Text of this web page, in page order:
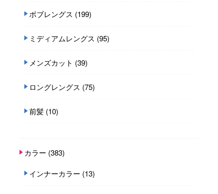
ボブレングス (199)
ミディアムレングス (95)
メンズカット (39)
ロングレングス (75)
前髪 (10)
カラー (383)
インナーカラー (13)